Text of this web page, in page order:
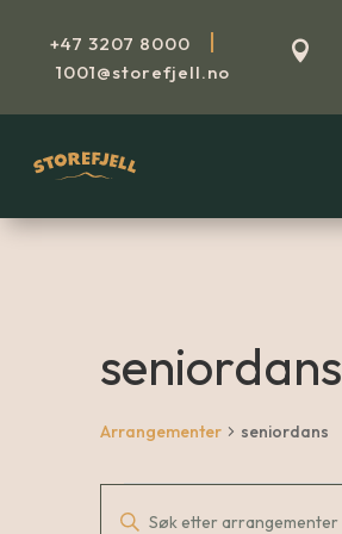
+47 3207 8000
1001@storefjell.no

seniordans
Arrangementer seniordans
Skriv